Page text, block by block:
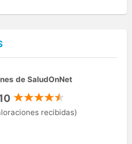
de SaludOnNet
recibidas)